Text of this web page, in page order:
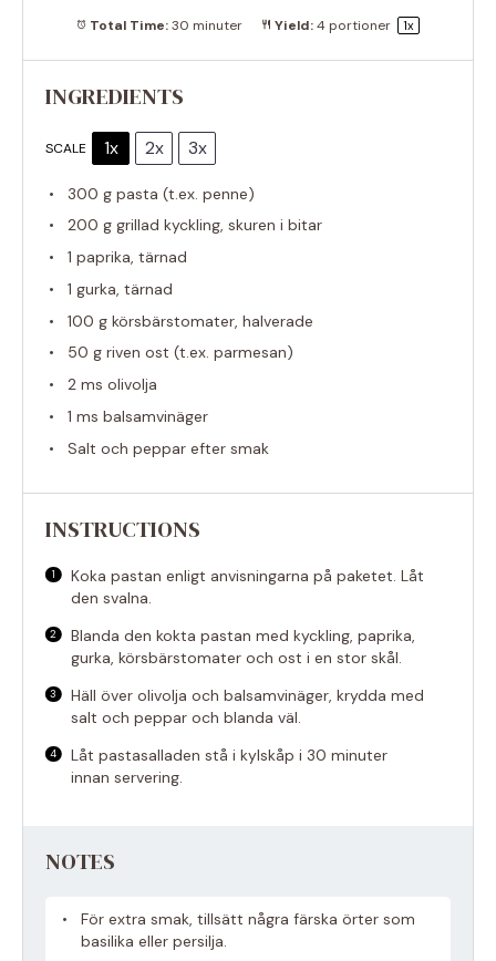
Total Time: 30 minuter Yield: 4 portioner 1x
INGREDIENTS
SCALE 1x 2x 3x
300 g pasta (t.ex. penne)
200 g grillad kyckling, skuren i bitar
1 paprika, tärnad
1 gurka, tärnad
100 g körsbärstomater, halverade
50 g riven ost (t.ex. parmesan)
2 ms olivolja
1 ms balsamvinäger
Salt och peppar efter smak
INSTRUCTIONS
Koka pastan enligt anvisningarna på paketet. Låt
den svalna.
Blanda den kokta pastan med kyckling, paprika,
gurka, körsbärstomater och ost i en stor skål.
Häll över olivolja och balsamvinäger, krydda med
salt och peppar och blanda väl.
Låt pastasalladen stå i kylskåp i 30 minuter
innan servering.
NOTES
För extra smak, tillsätt några färska örter som
basilika eller persilja.